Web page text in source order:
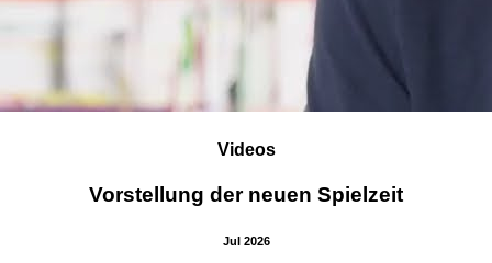
Videos
Vorstellung der neuen Spielzeit
Jul 2026